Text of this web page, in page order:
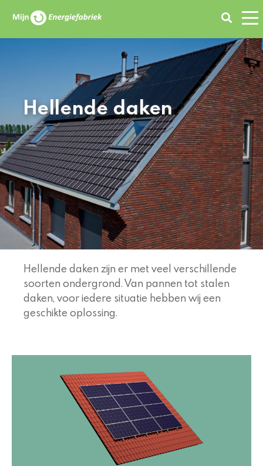
Hellende daken
Hellende daken zijn er met veel verschillende
soorten ondergrond. Van pannen tot stalen
daken, voor iedere situatie hebben wij een
geschikte oplossing.